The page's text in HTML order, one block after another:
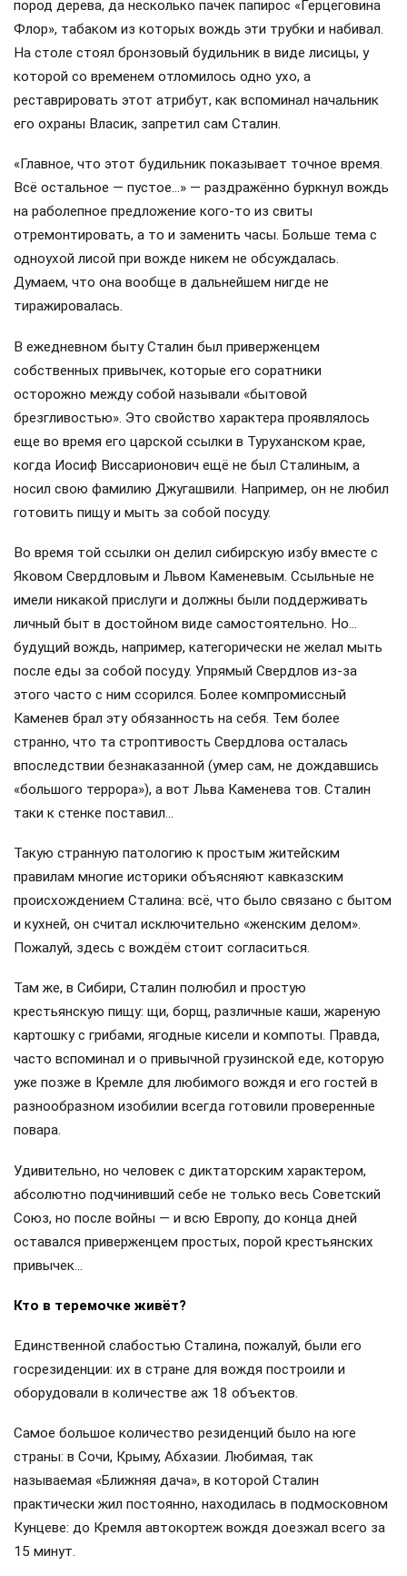
пород дерева, да несколько пачек папирос «Герцеговина
Флор», табаком из которых вождь эти трубки и набивал.
На столе стоял бронзовый будильник в виде лисицы, у
которой со временем отломилось одно ухо, а
реставрировать этот атрибут, как вспоминал начальник
его охраны Власик, запретил сам Сталин.
«Главное, что этот будильник показывает точное время.
Всё остальное — пустое…» — раздражённо буркнул вождь
на раболепное предложение кого-то из свиты
отремонтировать, а то и заменить часы. Больше тема с
одноухой лисой при вожде никем не обсуждалась.
Думаем, что она вообще в дальнейшем нигде не
тиражировалась.
В ежедневном быту Сталин был приверженцем
собственных привычек, которые его соратники
осторожно между собой называли «бытовой
брезгливостью». Это свойство характера проявлялось
еще во время его царской ссылки в Туруханском крае,
когда Иосиф Виссарионович ещё не был Сталиным, а
носил свою фамилию Джугашвили. Например, он не любил
готовить пищу и мыть за собой посуду.
Во время той ссылки он делил сибирскую избу вместе с
Яковом Свердловым и Львом Каменевым. Ссыльные не
имели никакой прислуги и должны были поддерживать
личный быт в достойном виде самостоятельно. Но…
будущий вождь, например, категорически не желал мыть
после еды за собой посуду. Упрямый Свердлов из-за
этого часто с ним ссорился. Более компромиссный
Каменев брал эту обязанность на себя. Тем более
странно, что та строптивость Свердлова осталась
впоследствии безнаказанной (умер сам, не дождавшись
«большого террора»), а вот Льва Каменева тов. Сталин
таки к стенке поставил…
Такую странную патологию к простым житейским
правилам многие историки объясняют кавказским
происхождением Сталина: всё, что было связано с бытом
и кухней, он считал исключительно «женским делом».
Пожалуй, здесь с вождём стоит согласиться.
Там же, в Сибири, Сталин полюбил и простую
крестьянскую пищу: щи, борщ, различные каши, жареную
картошку с грибами, ягодные кисели и компоты. Правда,
часто вспоминал и о привычной грузинской еде, которую
уже позже в Кремле для любимого вождя и его гостей в
разнообразном изобилии всегда готовили проверенные
повара.
Удивительно, но человек с диктаторским характером,
абсолютно подчинивший себе не только весь Советский
Союз, но после войны — и всю Европу, до конца дней
оставался приверженцем простых, порой крестьянских
привычек…
Кто в теремочке живёт?
Единственной слабостью Сталина, пожалуй, были его
госрезиденции: их в стране для вождя построили и
оборудовали в количестве аж 18 объектов.
Самое большое количество резиденций было на юге
страны: в Сочи, Крыму, Абхазии. Любимая, так
называемая «Ближняя дача», в которой Сталин
практически жил постоянно, находилась в подмосковном
Кунцеве: до Кремля автокортеж вождя доезжал всего за
15 минут.